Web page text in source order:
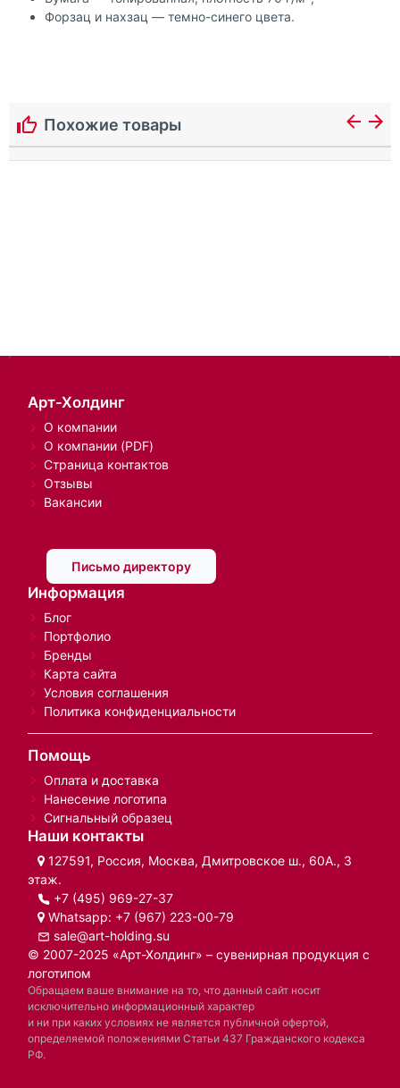
Форзац и нахзац — темно-синего цвета.
Похожие товары
Арт-Холдинг
О компании
О компании (PDF)
Страница контактов
Отзывы
Вакансии
Письмо директору
Информация
Блог
Портфолио
Бренды
Карта сайта
Условия соглашения
Политика конфиденциальности
Помощь
Оплата и доставка
Нанесение логотипа
Сигнальный образец
Наши контакты
127591, Россия, Москва, Дмитровское ш., 60А., 3
этаж.
+7 (495) 969-27-37
Whatsapp: +7 (967) 223-00-79
sale@art-holding.su
© 2007-2025 «Арт-Холдинг» – сувенирная продукция с
логотипом
Обращаем ваше внимание на то, что данный сайт носит
исключительно информационный характер
и ни при каких условиях не является публичной офертой,
определяемой положениями Статьи 437 Гражданского кодекса
РФ.